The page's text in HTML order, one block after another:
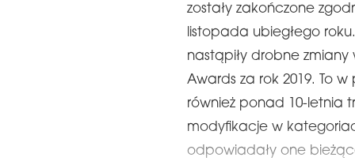
zostały zakończone
listopada ubiegłego
nastąpiły drobne
Awards za rok 2019. To
również ponad 10-letnia
modyfikacje w
odpowiadały one